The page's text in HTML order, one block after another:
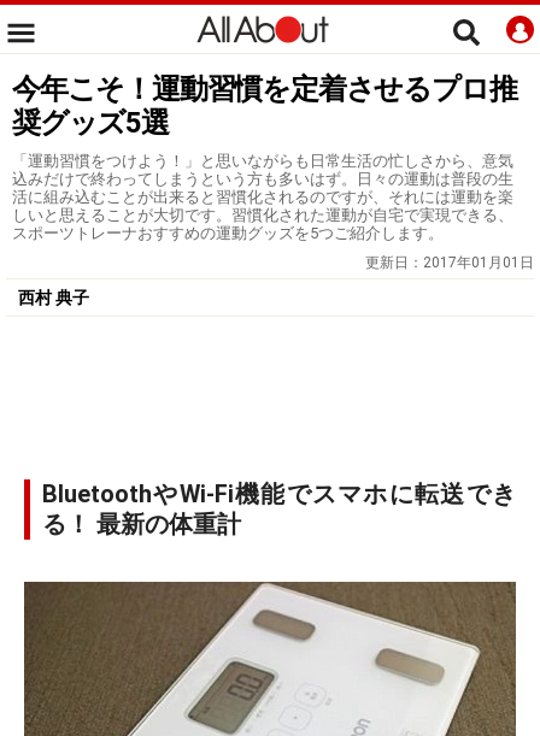
今年こそ！運動習慣を定着させるプロ推
奨グッズ5選
「運動習慣をつけよう！」と思いながらも日常生活の忙しさから、意気
込みだけで終わってしまうという方も多いはず。日々の運動は普段の生
活に組み込むことが出来ると習慣化されるのですが、それには運動を楽
しいと思えることが大切です。習慣化された運動が自宅で実現できる、
スポーツトレーナおすすめの運動グッズを5つご紹介します。
更新日： 2017年01月01日
西村 典子
BluetoothやWi-Fi機能でスマホに転送でき
る！ 最新の体重計